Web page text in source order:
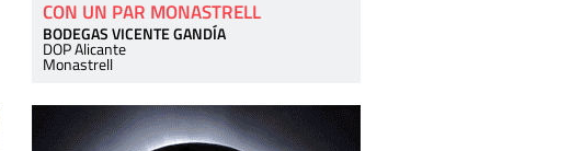
CON UN PAR MONASTRELL
BODEGAS VICENTE GANDÍA
DOP Alicante
Monastrell